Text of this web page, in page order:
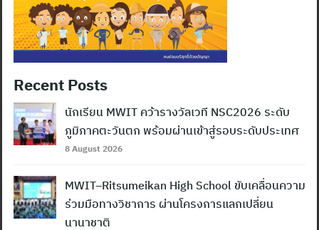
Recent Posts
นักเรียน MWIT คว้ารางวัลเวที NSC2026 ระดับ
ภูมิภาคตะวันตก พร้อมผ่านเข้าสู่รอบระดับประเทศ
8 August 2026
MWIT–Ritsumeikan High School ขับเคลื่อนความ
ร่วมมือทางวิชาการ ผ่านโครงการแลกเปลี่ยน
นานาชาติ